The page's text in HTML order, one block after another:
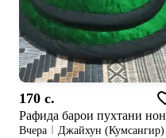
170 c.
Рафида барои пухтани нон
Вчера Джайхун (Кумсангир)